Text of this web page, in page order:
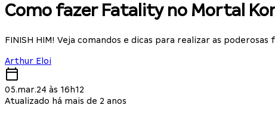
Como fazer Fatality no Mortal
FINISH HIM! Veja comandos e dicas para realizar as poderosas
Arthur Eloi
05.mar.24 às 16h12
Atualizado há mais de 2 anos